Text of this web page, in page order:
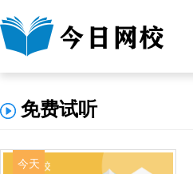
免费试听
今天